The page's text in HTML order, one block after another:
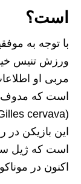
است؟
با توجه به
ورزش تنیس
مربی او
است که مدوف
این بازیکن
است که ژیل
اکنون در